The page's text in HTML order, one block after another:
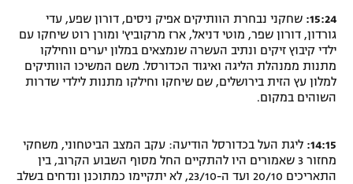
15:24: שחקני נבחרת הוותיקים אפיק ניסים, דורון שפע, עדי
גורדון, דורון שפר, מוטי דניאל, ארז מרקוביץ' ומורן רוט שיחקו עם
ילדי קיבוץ זיקים ונתיב העשרה שנמצאים במלון יערים ווחילקו
מתנות ממנהלת הליגה ואיגוד הכדורסל. משם המשיכו הוותיקים
למלון עץ הזית בירושלים, שם שיחקו וחילקו מתנות לילדי שדרות
השוהים במקום.
14:15: ליגת העל בכדורסל הודיעה: עקב המצב הביטחוני, משחקי
מחזור 3 שאמורים היו להתקיים החל מסוף השבוע הקרוב, בין
התאריכים 20/10 ועד ה-23/10, לא יתקיימו כמתוכנן ונדחים בשלב